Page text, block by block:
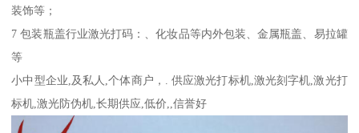
装饰等；
7 包装瓶盖行业激光打码：、化妆品等内外包装、金属瓶盖、易拉罐
等
小中型企业,及私人,个体商户，. 供应激光打标机,激光刻字机,激光打
标机,激光防伪机,长期供应,低价,,信誉好